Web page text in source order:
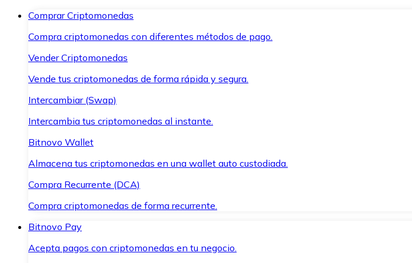
Comprar Criptomonedas
Compra criptomonedas con diferentes métodos de pago.
Vender Criptomonedas
Vende tus criptomonedas de forma rápida y segura.
Intercambiar (Swap)
Intercambia tus criptomonedas al instante.
Bitnovo Wallet
Almacena tus criptomonedas en una wallet auto custodiada.
Compra Recurrente (DCA)
Compra criptomonedas de forma recurrente.
Bitnovo Pay
Acepta pagos con criptomonedas en tu negocio.